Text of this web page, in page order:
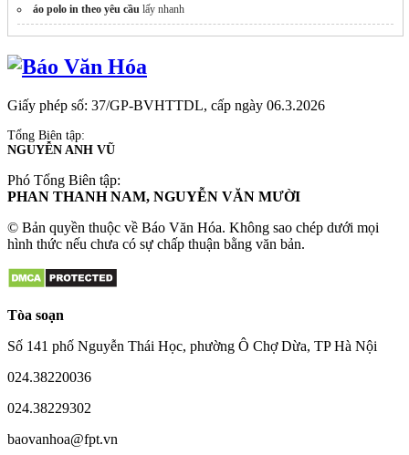
áo polo in theo yêu cầu lấy nhanh
Giấy phép số: 37/GP-BVHTTDL, cấp ngày 06.3.2026
Tổng Biên tập:
NGUYỄN ANH VŨ
Phó Tổng Biên tập:
PHAN THANH NAM, NGUYỄN VĂN MƯỜI
© Bản quyền thuộc về Báo Văn Hóa. Không sao chép dưới mọi
hình thức nếu chưa có sự chấp thuận bằng văn bản.
Tòa soạn
Số 141 phố Nguyễn Thái Học, phường Ô Chợ Dừa, TP Hà Nội
024.38220036
024.38229302
baovanhoa@fpt.vn